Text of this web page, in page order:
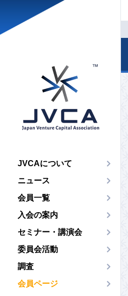
JVCAについて
ニュース
会員一覧
入会の案内
セミナー・講演会
委員会活動
調査
会員ページ